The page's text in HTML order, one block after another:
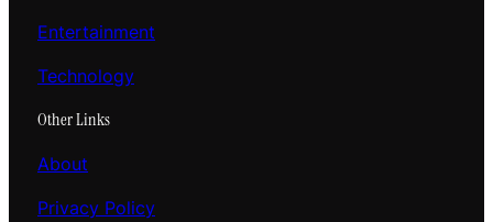
Entertainment
Technology
Other Links
About
Privacy Policy